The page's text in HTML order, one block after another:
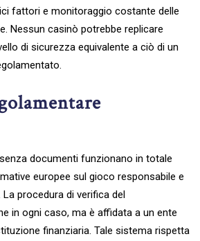
fattori e monitoraggio costante delle
Nessun casinò potrebbe replicare
di sicurezza equivalente a ciò di un
documenti funzionano in totale
europee sul gioco responsabile e
procedura di verifica del
in ogni caso, ma è affidata a un ente
finanziaria. Tale sistema rispetta